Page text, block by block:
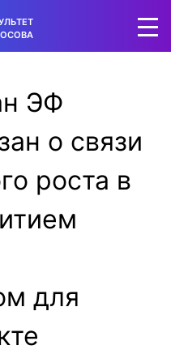
ЭФ
о связи
роста в
для